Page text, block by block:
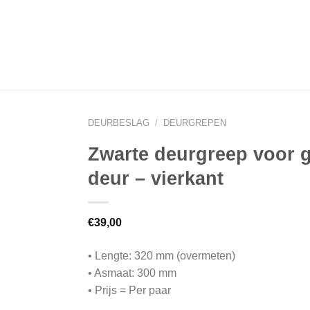
DEURBESLAG / DEURGREPEN
Zwarte deurgreep voor
deur – vierkant
€39,00
• Lengte: 320 mm (overmeten)
• Asmaat: 300 mm
• Prijs = Per paar